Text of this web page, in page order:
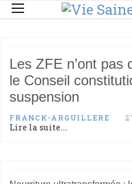
Les ZFE n’ont pas
le Conseil
suspension
FRANCK-ARGUILLERE
Lire la suite...